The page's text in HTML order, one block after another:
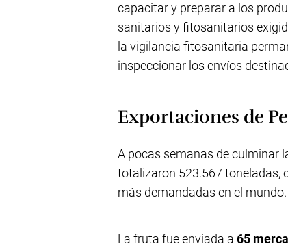
capacitar y preparar a los
sanitarios y fitosanitarios
la vigilancia fitosanitaria
inspeccionar los envíos
Exportaciones de
A pocas semanas de culminar
totalizaron 523.567 toneladas,
más demandadas en el mundo.
La fruta fue enviada a 65